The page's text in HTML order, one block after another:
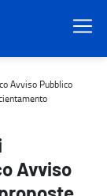
Pubblico
Avviso Pubblico
Avviso